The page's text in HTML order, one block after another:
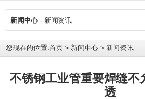
新闻中心- 新闻资讯
您现在的位置:首页 > 新闻中心 > 新闻资讯
不锈钢工业管重要焊缝不
透